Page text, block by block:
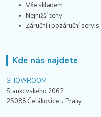
Vše skladem
Nejnižší ceny
Záruční i pozáruční servis
Kde nás najdete
SHOWROOM
Stankovského 2062
25088 Čelákovice u Prahy